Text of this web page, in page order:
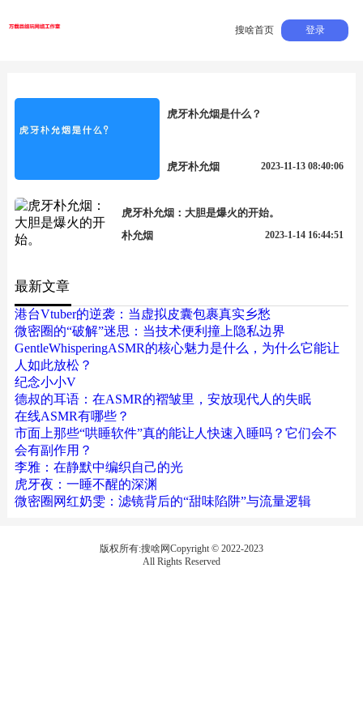
搜啥首页 登录
虎牙朴允烟是什么？
虎牙朴允烟 2023-11-13 08:40:06
虎牙朴允烟：大胆是爆火的开始。
朴允烟
2023-1-14 16:44:51
最新文章
港台Vtuber的逆袭：当虚拟皮囊包裹真实乡愁
微密圈的“破解”迷思：当技术便利撞上隐私边界
GentleWhisperingASMR的核心魅力是什么，为什么它能让
人如此放松？
纪念小小V
德叔的耳语：在ASMR的褶皱里，安放现代人的失眠
在线ASMR有哪些？
市面上那些“哄睡软件”真的能让人快速入睡吗？它们会不
会有副作用？
李雅：在静默中编织自己的光
虎牙夜：一睡不醒的深渊
微密圈网红奶雯：滤镜背后的“甜味陷阱”与流量逻辑
版权所有:搜啥网Copyright © 2022-2023
All Rights Reserved